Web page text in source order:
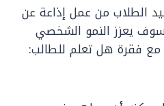
الطلاب من عمل إذاعة عن
سوف يعزز النمو الشخصي
مع فقرة هل تعلم للطالب: